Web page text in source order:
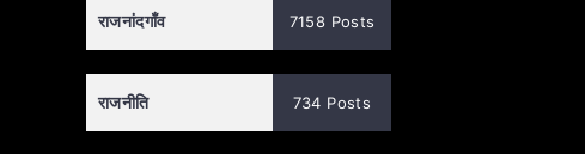
राजनांदगाँव 7158 Posts
राजनीति 734 Posts